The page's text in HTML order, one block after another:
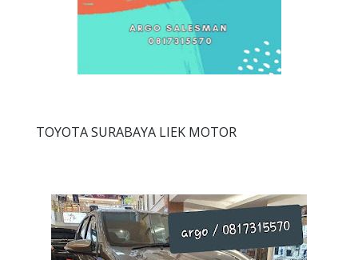
TOYOTA SURABAYA LIEK MOTOR